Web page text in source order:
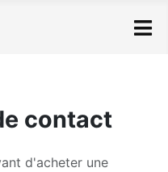
contact
d'acheter une